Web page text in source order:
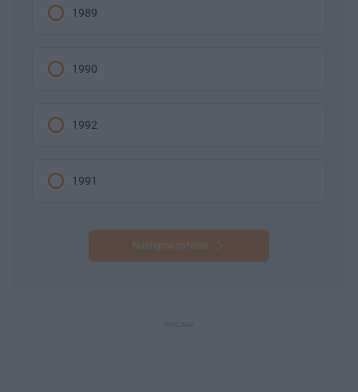
1989
1990
1992
1991
Następne pytanie